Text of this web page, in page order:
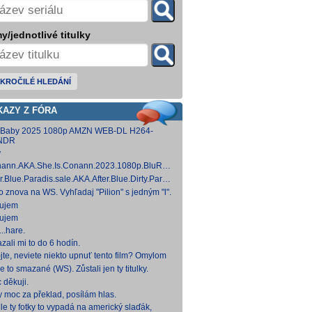
jednotlivé titulky
HLEDÁNÍ
Z FÓRA
2025 1080p AMZN WEB-DL H264-
[14,53 GB]
[15,19 GB]
znova na WS. Vyhľadaj "Pilion" s jedným "l".
mi to do 6 hodín.
neviete niekto upnuť tento film? Omylom
ho vymazal a neviem ho nikde nájsť. Robil
na
to smazané (WS). Zůstali jen ty titulky.
děkuji.
moc za překlad, posílám hlas.
ty fotky to vypadá na americký slaďák,